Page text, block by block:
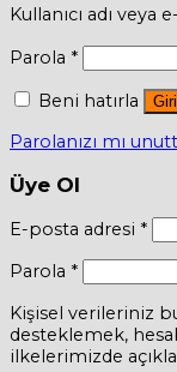
Kullanıcı adı veya
Parola *
Beni hatırla
Parolanızı mı
Üye Ol
E-posta adresi *
Parola *
Kişisel verileriniz
desteklemek,
ilkelerimizde